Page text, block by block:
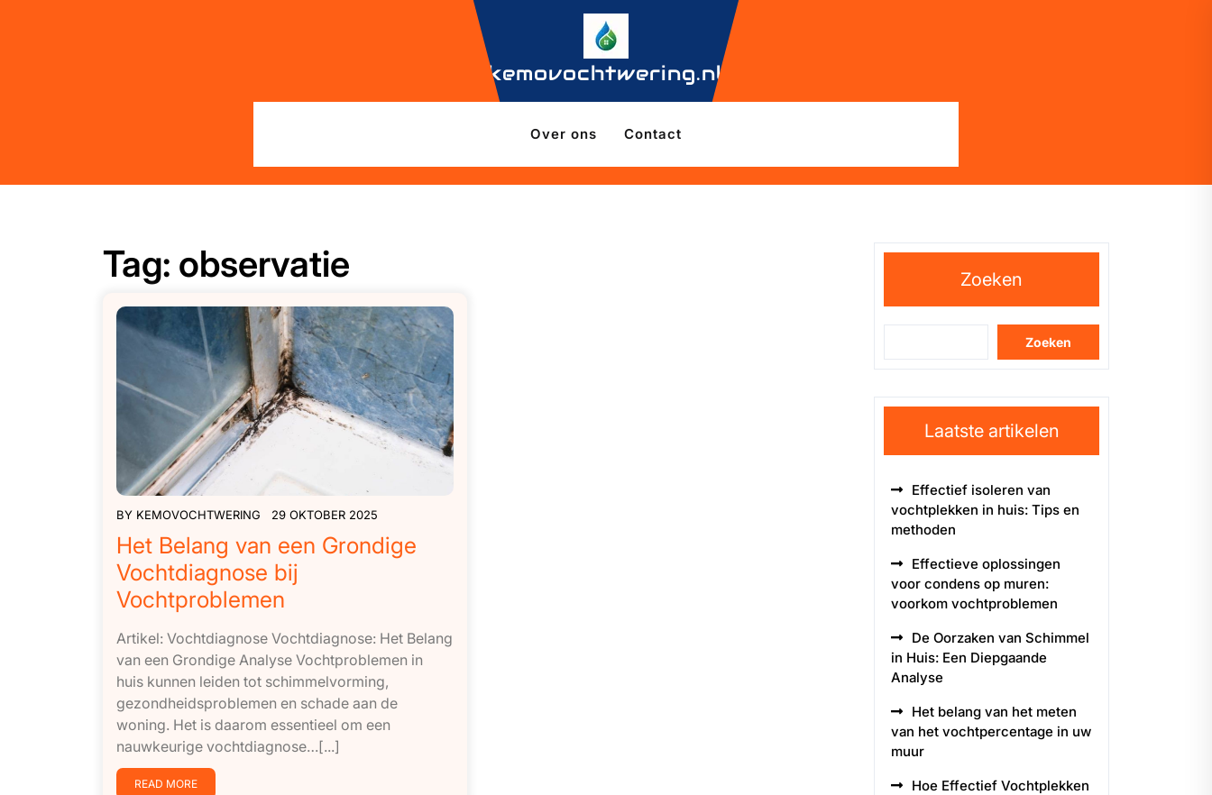
kemovochtwering.nl
Over ons Contact
Tag: observatie
BY KEMOVOCHTWERING 29 OKTOBER 2025
Het Belang van een Grondige
Vochtdiagnose bij
Vochtproblemen
Artikel: Vochtdiagnose Vochtdiagnose: Het Belang
van een Grondige Analyse Vochtproblemen in
huis kunnen leiden tot schimmelvorming,
gezondheidsproblemen en schade aan de
woning. Het is daarom essentieel om een
nauwkeurige vochtdiagnose…[...]
READ MORE
Zoeken
Zoeken
Laatste artikelen
Effectief isoleren van
vochtplekken in huis: Tips en
methoden
Effectieve oplossingen
voor condens op muren:
voorkom vochtproblemen
De Oorzaken van Schimmel
in Huis: Een Diepgaande
Analyse
Het belang van het meten
van het vochtpercentage in uw
muur
Hoe Effectief Vochtplekken